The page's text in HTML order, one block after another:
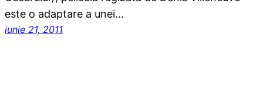
este o adaptare a unei…
iunie 21, 2011